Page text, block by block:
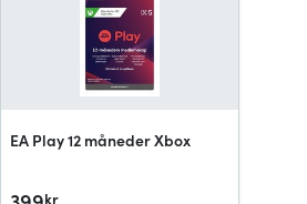
EA Play 12 måneder Xbox
kr